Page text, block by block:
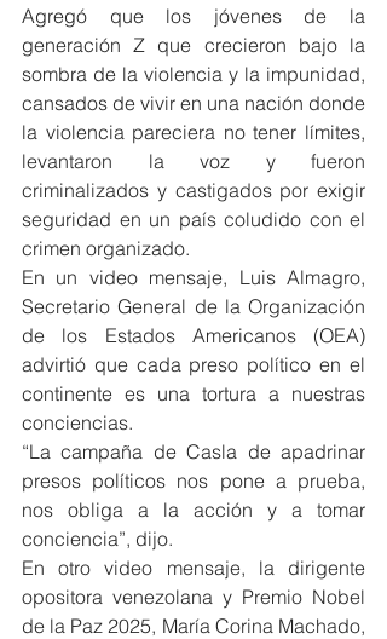
Agregó que los jóvenes de la
generación Z que crecieron bajo la
sombra de la violencia y la impunidad,
cansados de vivir en una nación donde
la violencia pareciera no tener límites,
levantaron la voz y fueron
criminalizados y castigados por exigir
seguridad en un país coludido con el
crimen organizado.
En un video mensaje, Luis Almagro,
Secretario General de la Organización
de los Estados Americanos (OEA)
advirtió que cada preso político en el
continente es una tortura a nuestras
conciencias.
“La campaña de Casla de apadrinar
presos políticos nos pone a prueba,
nos obliga a la acción y a tomar
conciencia”, dijo.
En otro video mensaje, la dirigente
opositora venezolana y Premio Nobel
de la Paz 2025, María Corina Machado,